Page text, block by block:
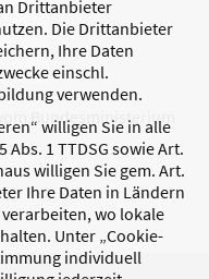
Drittanbieter
Die Drittanbieter
Ihre Daten
einschl.
verwenden.
willigen Sie in alle
1 TTDSG sowie Art.
willigen Sie gem. Art.
Ihre Daten in Ländern
wo lokale
Unter „Cookie-
individuell
Bundesministerium